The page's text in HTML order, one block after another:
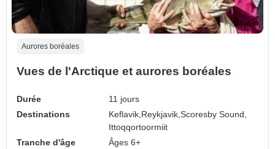
Aurores boréales
Vues de l'Arctique et aurores boréales
Durée
11 jours
Destinations
Keflavik, Reykjavik,Scoresby Sound,
Ittoqqortoormiit
Tranche d'âge
Âges 6+